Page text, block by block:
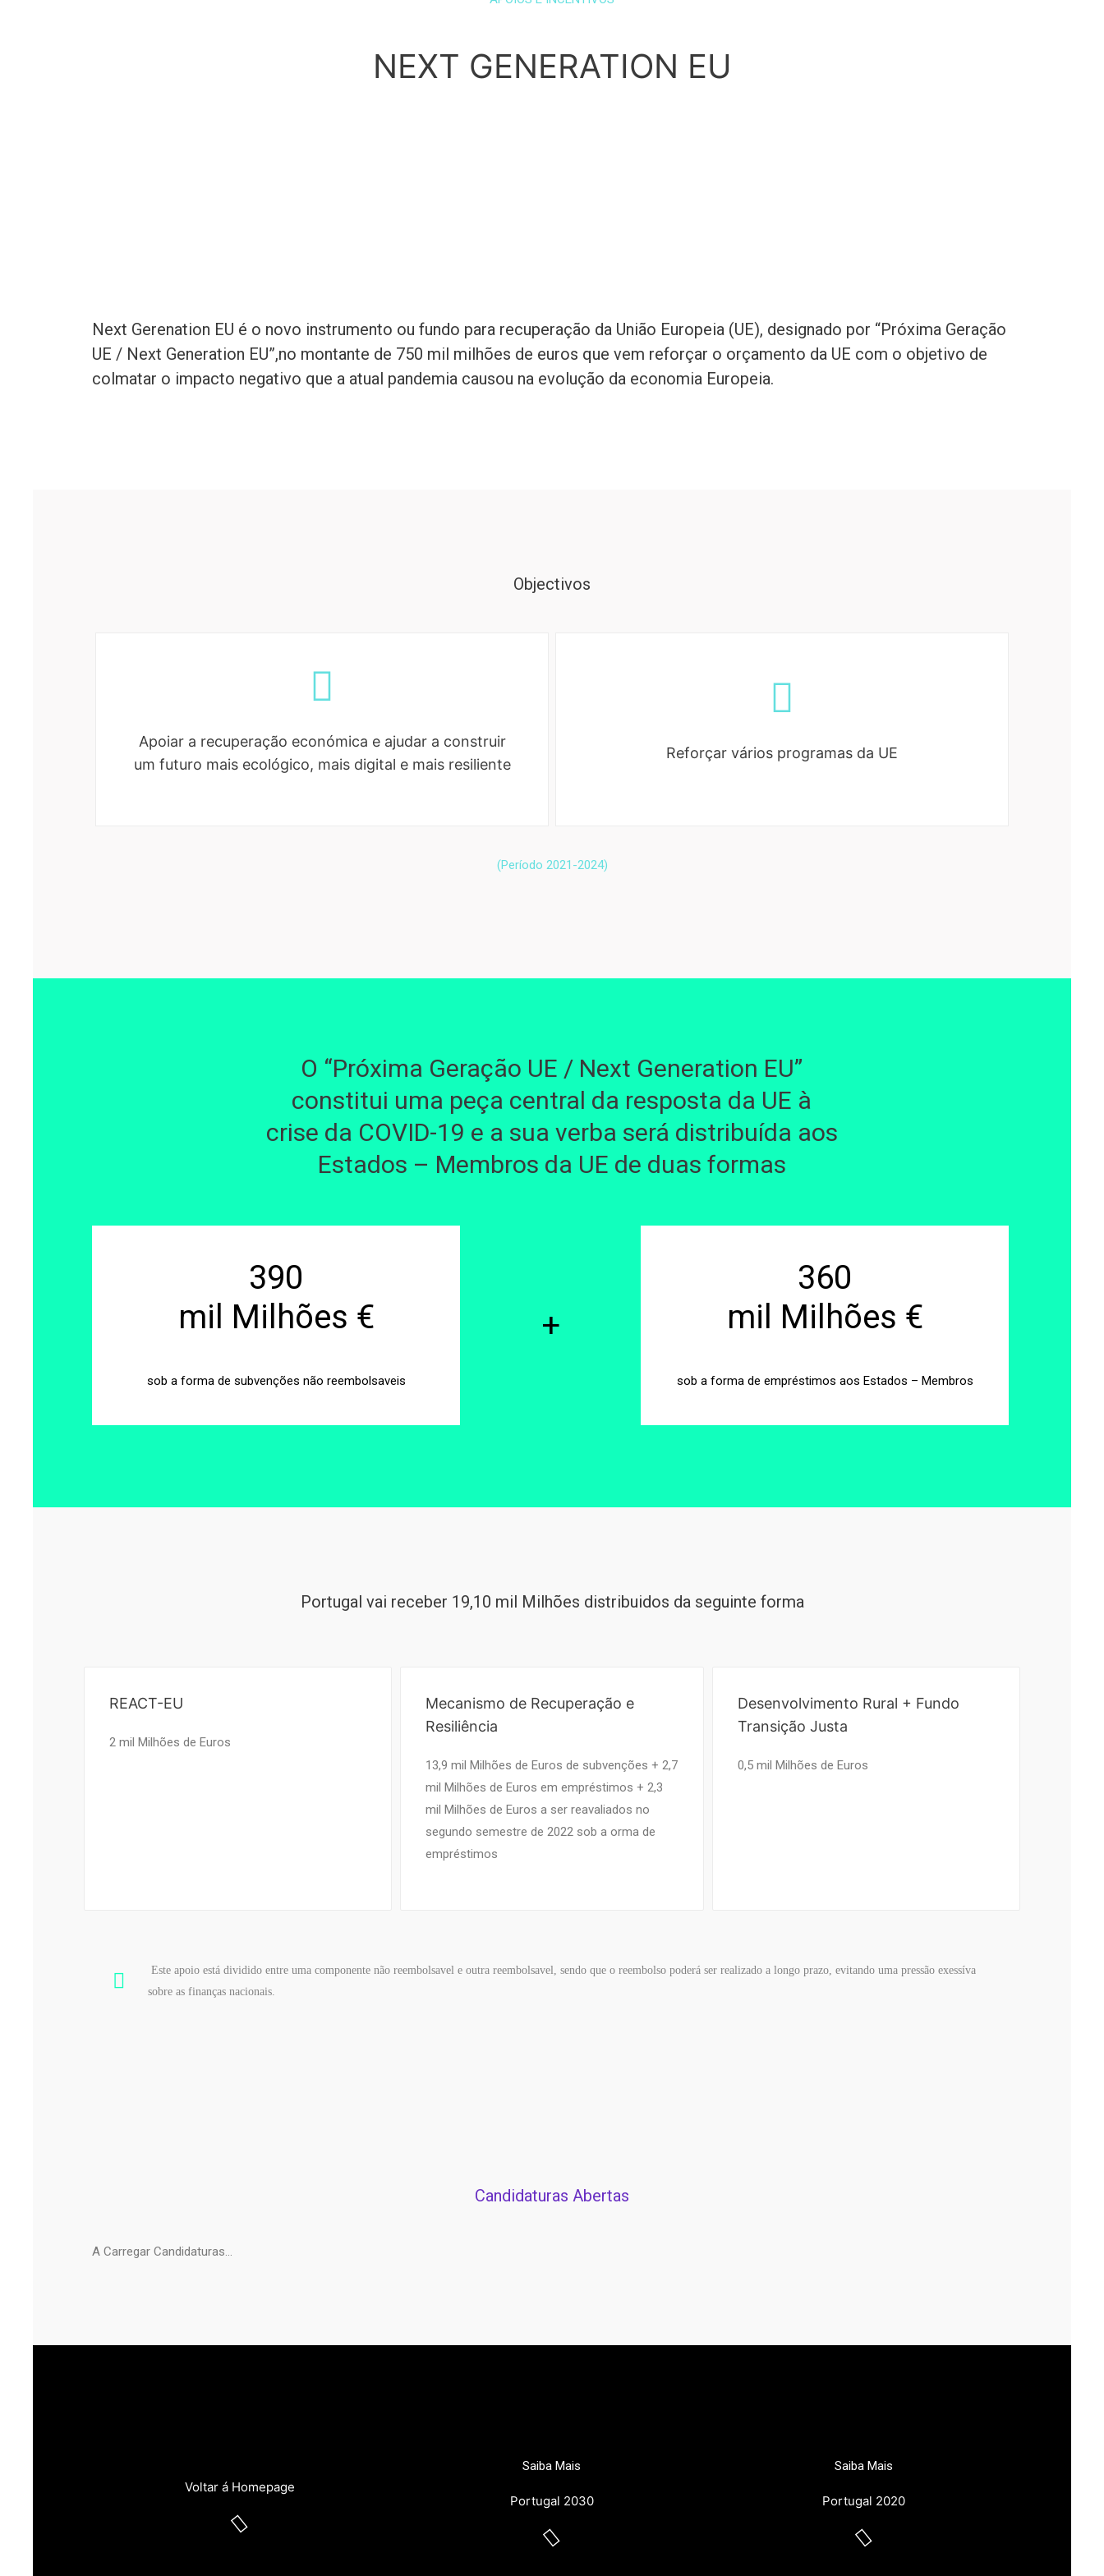
NEXT GENERATION EU
Next Gerenation EU é o novo instrumento ou fundo para recuperação da União Europeia (UE), designado por “Próxima Geração
UE / Next Generation EU”,no montante de 750 mil milhões de euros que vem reforçar o orçamento da UE com o objetivo de
colmatar o impacto negativo que a atual pandemia causou na evolução da economia Europeia.
Objectivos
Apoiar a recuperação económica e ajudar a construir
um futuro mais ecológico, mais digital e mais resiliente
Reforçar vários programas da UE
(Período 2021-2024)
O “Próxima Geração UE / Next Generation EU”
constitui uma peça central da resposta da UE à
crise da COVID-19 e a sua verba será distribuída aos
Estados – Membros da UE de duas formas
390
mil Milhões €
sob a forma de subvenções não reembolsaveis
+
360
mil Milhões €
sob a forma de empréstimos aos Estados – Membros
Portugal vai receber 19,10 mil Milhões distribuidos da seguinte forma
REACT-EU
2 mil Milhões de Euros
Mecanismo de Recuperação e
Resiliência
13,9 mil Milhões de Euros de subvenções + 2,7
mil Milhões de Euros em empréstimos + 2,3
mil Milhões de Euros a ser reavaliados no
segundo semestre de 2022 sob a orma de
empréstimos
Desenvolvimento Rural + Fundo
Transição Justa
0,5 mil Milhões de Euros
Este apoio está dividido entre uma componente não reembolsavel e outra reembolsavel, sendo que o reembolso poderá ser realizado a longo prazo, evitando uma pressão exessíva
sobre as finanças nacionais.
Candidaturas Abertas
A Carregar Candidaturas…
Voltar á Homepage
Saiba Mais
Portugal 2030
Saiba Mais
Portugal 2020